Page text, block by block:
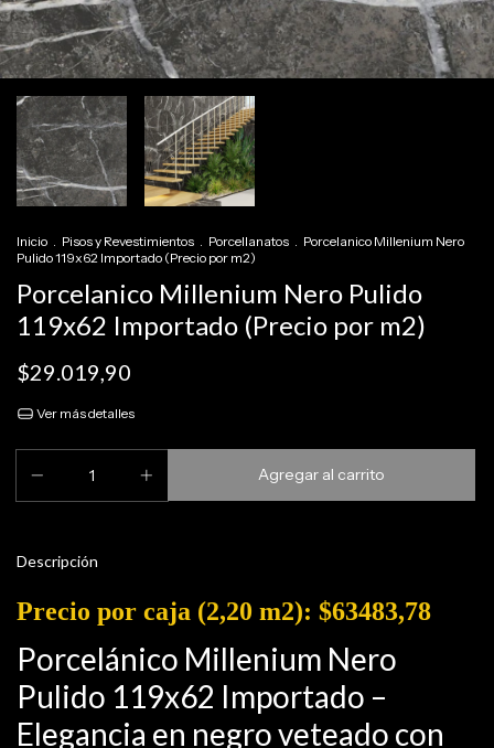
Inicio . Pisos y Revestimientos . Porcellanatos . Porcelanico Millenium Nero
Pulido 119x62 Importado (Precio por m2)
Porcelanico Millenium Nero Pulido
119x62 Importado (Precio por m2)
$29.019,90
Ver más detalles
Descripción
Precio por caja (2,20 m2): $63483,78
Porcelánico Millenium Nero
Pulido 119x62 Importado –
Elegancia en negro veteado con